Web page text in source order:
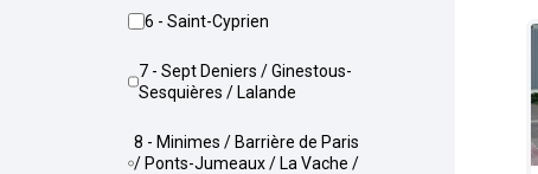
6 - Saint-Cyprien
7 - Sept Deniers / Ginestous-
Sesquières / Lalande
8 - Minimes / Barrière de Paris
/ Ponts-Jumeaux / La Vache /